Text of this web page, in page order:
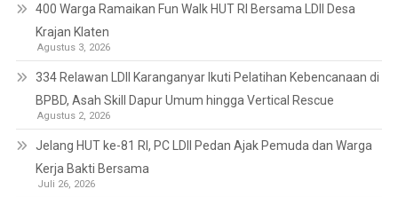
400 Warga Ramaikan Fun Walk HUT RI Bersama LDII Desa
Krajan Klaten
Agustus 3, 2026
334 Relawan LDII Karanganyar Ikuti Pelatihan Kebencanaan di
BPBD, Asah Skill Dapur Umum hingga Vertical Rescue
Agustus 2, 2026
Jelang HUT ke-81 RI, PC LDII Pedan Ajak Pemuda dan Warga
Kerja Bakti Bersama
Juli 26, 2026